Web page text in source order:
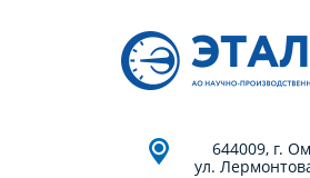
644009, г.
ул.